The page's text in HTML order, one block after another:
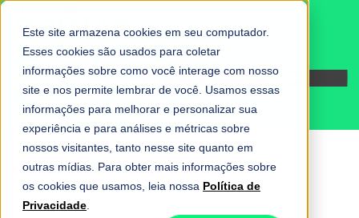
Este site armazena cookies em seu computador.
Esses cookies são usados para coletar
informações sobre como você interage com nosso
site e nos permite lembrar de você. Usamos essas
informações para melhorar e personalizar sua
experiência e para análises e métricas sobre
nossos visitantes, tanto nesse site quanto em
outras mídias. Para obter mais informações sobre
os cookies que usamos, leia nossa Política de
Privacidade
Fale conosco
Home-Compliance-Notas frias: como sua
empresa pode se precaver?